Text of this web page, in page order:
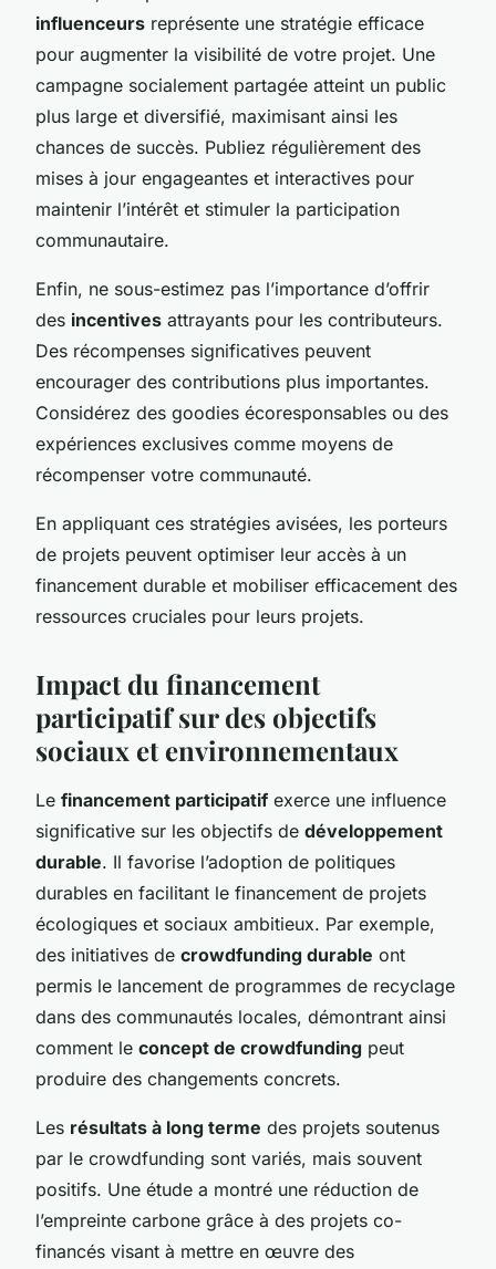
influenceurs représente une stratégie efficace
pour augmenter la visibilité de votre projet. Une
campagne socialement partagée atteint un public
plus large et diversifié, maximisant ainsi les
chances de succès. Publiez régulièrement des
mises à jour engageantes et interactives pour
maintenir l’intérêt et stimuler la participation
communautaire.
Enfin, ne sous-estimez pas l’importance d’offrir
des incentives attrayants pour les contributeurs.
Des récompenses significatives peuvent
encourager des contributions plus importantes.
Considérez des goodies écoresponsables ou des
expériences exclusives comme moyens de
récompenser votre communauté.
En appliquant ces stratégies avisées, les porteurs
de projets peuvent optimiser leur accès à un
financement durable et mobiliser efficacement des
ressources cruciales pour leurs projets.
Impact du financement
participatif sur des objectifs
sociaux et environnementaux
Le financement participatif exerce une influence
significative sur les objectifs de développement
durable. Il favorise l’adoption de politiques
durables en facilitant le financement de projets
écologiques et sociaux ambitieux. Par exemple,
des initiatives de crowdfunding durable ont
permis le lancement de programmes de recyclage
dans des communautés locales, démontrant ainsi
comment le concept de crowdfunding peut
produire des changements concrets.
Les résultats à long terme des projets soutenus
par le crowdfunding sont variés, mais souvent
positifs. Une étude a montré une réduction de
l’empreinte carbone grâce à des projets co-
financés visant à mettre en œuvre des